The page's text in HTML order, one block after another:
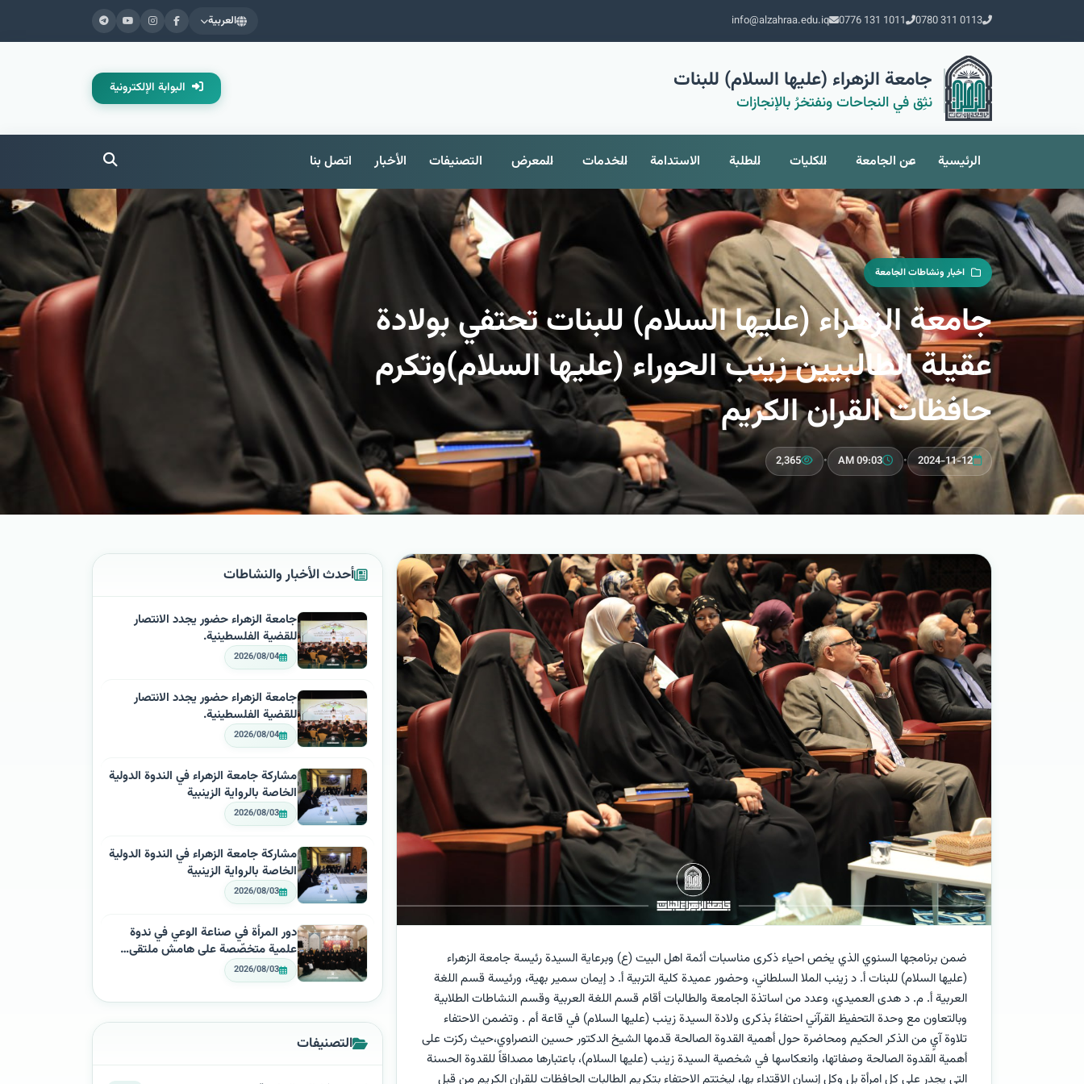
0780 311 0113
0776 131 1011
info@alzahraa.edu.iq العربية
جامعة الزهراء (عليها السلام) للبنات
نثِق في النجاحات ونفتخرُ بالإنجازات
البوابة الإلكترونية
الرئيسية عن الجامعة الكليات الطلبة الاستدامة الخدمات المعرض التصنيفات الأخبار اتصل بنا
اخبار ونشاطات الجامعة
جامعة الزهراء (عليها السلام) للبنات تحتفي بولادة
عقيلة الطالبيين زينب الحوراء (عليها السلام)وتكرم
حافظات القران الكريم
2024-11-12
•
09:03 AM
•
2,365
ضمن برنامجها السنوي الذي يخص احياء ذكرى مناسبات أئمة اهل البيت (ع) وبرعاية السيدة رئيسة جامعة الزهراء
(عليها السلام) للبنات أ. د زينب الملا السلطاني، وحضور عميدة كلية التربية أ. د إيمان سمير بهية، ورئيسة قسم اللغة
العربية أ. م. د هدى العميدي، وعدد من اساتذة الجامعة والطالبات أقام قسم اللغة العربية وقسم النشاطات الطلابية
وبالتعاون مع وحدة التحفيظ القرآني احتفاءً بذكرى ولادة السيدة زينب (عليها السلام) في قاعة أم . وتضمن الاحتفاء
تلاوة آيٍ من الذكر الحكيم ومحاضرة حول أهمية القدوة الصالحة قدمها الشيخ الدكتور حسين النصراوي،حيث ركزت على
أهمية القدوة الصالحة وصفاتها، وانعكاسها في شخصية السيدة زينب (عليها السلام)، باعتبارها مصداقاً للقدوة الحسنة
التي يجدر على كل امرأة بل وكل إنسان الاقتداء بها، ليختتم الاحتفاء بتكريم الطالبات الحافظات للقران الكريم من قبل
أحدث الأخبار والنشاطات
جامعة الزهراء حضور يجدد الانتصار
للقضية الفلسطينية.
2026/08/04
جامعة الزهراء حضور يجدد الانتصار
للقضية الفلسطينية.
2026/08/04
مشاركة جامعة الزهراء في الندوة الدولية
الخاصة بالرواية الزينبية
2026/08/03
مشاركة جامعة الزهراء في الندوة الدولية
الخاصة بالرواية الزينبية
2026/08/03
دور المرأة في صناعة الوعي في ندوة
علمية متخصّصة على هامش ملتقى…
2026/08/03
التصنيفات